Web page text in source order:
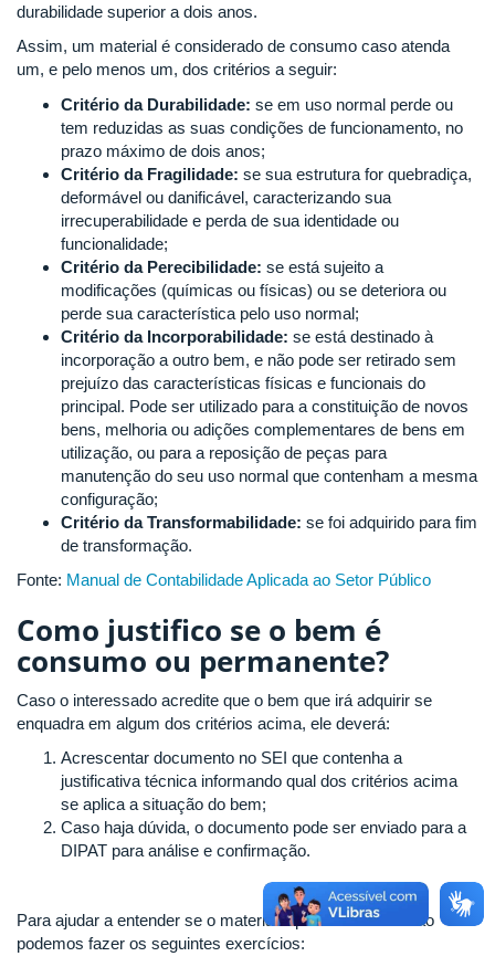
durabilidade superior a dois anos.
Assim, um material é considerado de consumo caso atenda
um, e pelo menos um, dos critérios a seguir:
Critério da Durabilidade: se em uso normal perde ou
tem reduzidas as suas condições de funcionamento, no
prazo máximo de dois anos;
Critério da Fragilidade: se sua estrutura for quebradiça,
deformável ou danificável, caracterizando sua
irrecuperabilidade e perda de sua identidade ou
funcionalidade;
Critério da Perecibilidade: se está sujeito a
modificações (químicas ou físicas) ou se deteriora ou
perde sua característica pelo uso normal;
Critério da Incorporabilidade: se está destinado à
incorporação a outro bem, e não pode ser retirado sem
prejuízo das características físicas e funcionais do
principal. Pode ser utilizado para a constituição de novos
bens, melhoria ou adições complementares de bens em
utilização, ou para a reposição de peças para
manutenção do seu uso normal que contenham a mesma
configuração;
Critério da Transformabilidade: se foi adquirido para fim
de transformação.
Fonte: Manual de Contabilidade Aplicada ao Setor Público
Como justifico se o bem é
consumo ou permanente?
Caso o interessado acredite que o bem que irá adquirir se
enquadra em algum dos critérios acima, ele deverá:
Acrescentar documento no SEI que contenha a
justificativa técnica informando qual dos critérios acima
se aplica a situação do bem;
Caso haja dúvida, o documento pode ser enviado para a
DIPAT para análise e confirmação.
Para ajudar a entender se o material é permanente ou não
podemos fazer os seguintes exercícios: